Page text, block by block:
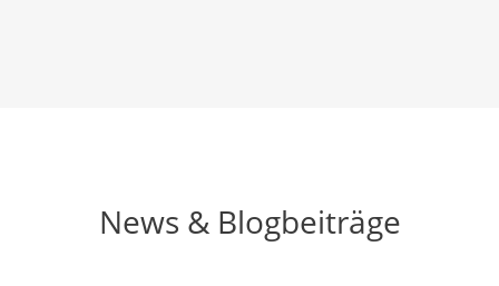
News & Blogbeiträge